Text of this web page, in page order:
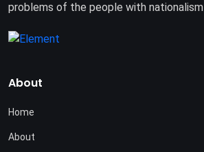
problems of the people with nationalism
About
Home
About